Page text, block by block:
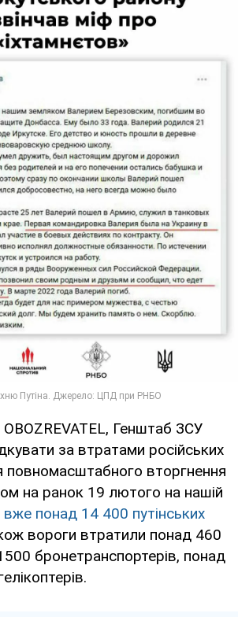
Генштаб ЗСУ
за втратами російських
повномасштабного вторгнення
на ранок 19 лютого на нашій
вже понад 14 400 путінських
вороги втратили понад 460
бронетранспортерів, понад